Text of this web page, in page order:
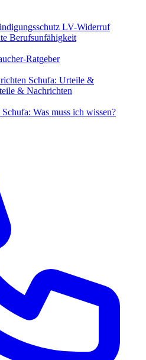
LV-Widerruf
Berufsunfähigkeit
Ratgeber
Schufa: Urteile &
& Nachrichten
Schufa: Was muss ich wissen?